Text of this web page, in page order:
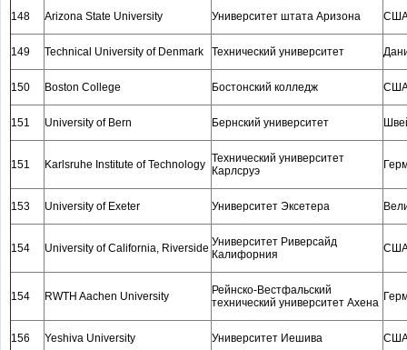
148 Arizona State University Университет штата Аризона
149 Technical University of Denmark Технический университет
150 Boston College Бостонский колледж
151 University of Bern Бернский университет
151 Karlsruhe Institute of Technology Технический университет
Карлсруэ
153 University of Exeter Университет Эксетера
154 University of California, Riverside Университет Риверсайд
Калифорния
154 RWTH Aachen University
Рейнско-Вестфальский
технический университет Ахена
156 Yeshiva University Университет Иешива